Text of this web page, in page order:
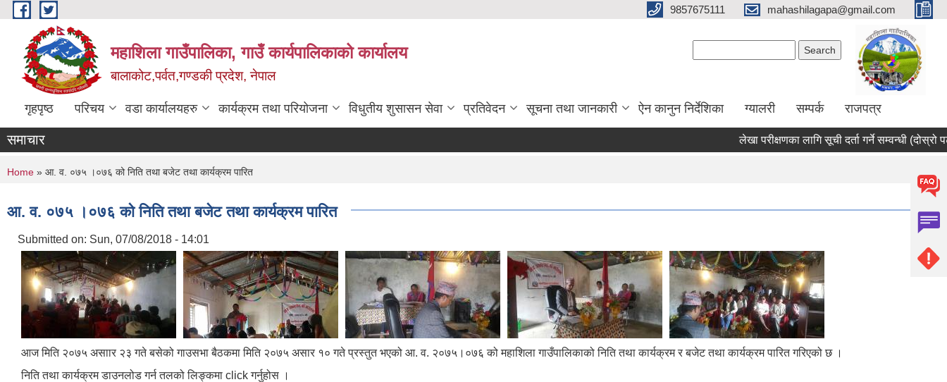
Skip to main content 9857675111 mahashilagapa@gmail.com
महाशिला गाउँपालिका, गाउँ कार्यपालिकाको कार्यालय
बालाकोट,पर्वत,गण्डकी प्रदेश, नेपाल
गृहपृष्ठ परिचय वडा कार्यालयहरु कार्यक्रम तथा परियोजना विधुतीय शुसासन सेवा प्रतिवेदन सूचना तथा जानकारी ऐन कानुन निर्देशिका ग्यालरी सम्पर्क राजपत्र
समाचार लेखा परीक्षणका लागि सूची दर्ता गर्ने सम्वन्धी (दोस्रो पटक
You are here
Home » आ. व. ०७५ ।०७६ को निति तथा बजेट तथा कार्यक्रम पारित
आ. व. ०७५ ।०७६ को निति तथा बजेट तथा कार्यक्रम पारित
Submitted on: Sun, 07/08/2018 - 14:01
आज मिति २०७५ असाार २३ गते बसेको गाउसभा बैठकमा मिति २०७५ असार १० गते प्रस्तुत भएको आ. व. २०७५।०७६ को महाशिला गाउँपालिकाको निति तथा कार्यक्रम र बजेट तथा कार्यक्रम पारित गरिएको छ ।
निति तथा कार्यक्रम डाउनलोड गर्न तलको लिङ्कमा click गर्नुहोस ।